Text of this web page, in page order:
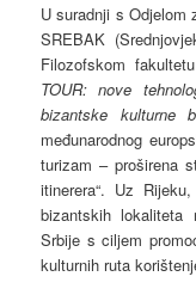
U suradnji s Odjelom
SREBAK
Filozofskom
TOUR: nove
bizantske kulturne
međunarodnog
turizam – proširena
itinerera“. Uz
bizantskih
Srbije s ciljem
kulturnih ruta